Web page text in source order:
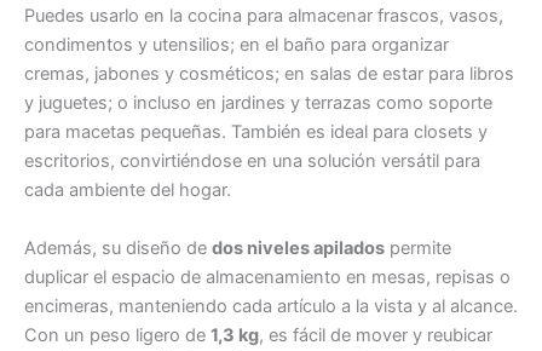
Puedes usarlo en la cocina para almacenar frascos, vasos,
condimentos y utensilios; en el baño para organizar
cremas, jabones y cosméticos; en salas de estar para libros
y juguetes; o incluso en jardines y terrazas como soporte
para macetas pequeñas. También es ideal para closets y
escritorios, convirtiéndose en una solución versátil para
cada ambiente del hogar.
Además, su diseño de dos niveles apilados permite
duplicar el espacio de almacenamiento en mesas, repisas o
encimeras, manteniendo cada artículo a la vista y al alcance.
Con un peso ligero de 1,3 kg, es fácil de mover y reubicar